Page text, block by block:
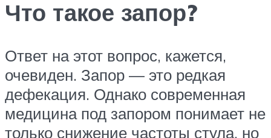
Что такое запор?
Ответ на этот вопрос, кажется,
очевиден. Запор — это редкая
дефекация. Однако современная
медицина под запором понимает не
только снижение частоты стула, но